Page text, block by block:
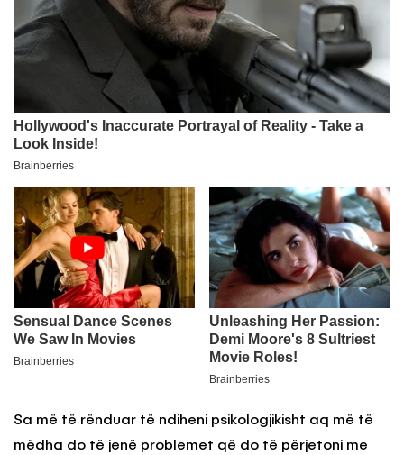
Sa më të rënduar të ndiheni psikologjikisht aq më të
mëdha do të jenë problemet që do të përjetoni me